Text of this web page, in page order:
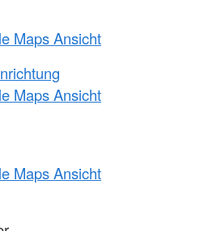
Maps Ansicht
Maps Ansicht
Maps Ansicht